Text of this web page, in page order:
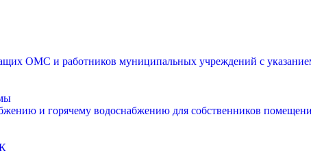
ОМС и работников муниципальных учреждений с
и горячему водоснабжению для собственников